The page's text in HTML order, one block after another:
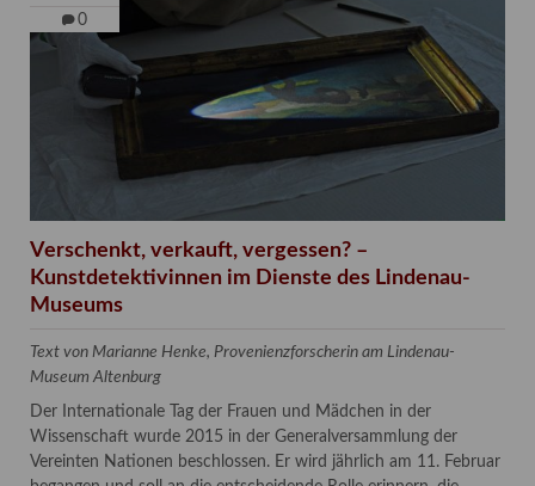
0
Verschenkt, verkauft, vergessen? –
Kunstdetektivinnen im Dienste des Lindenau-
Museums
Text von Marianne Henke, Provenienzforscherin am Lindenau-
Museum Altenburg
Der Internationale Tag der Frauen und Mädchen in der
Wissenschaft wurde 2015 in der Generalversammlung der
Vereinten Nationen beschlossen. Er wird jährlich am 11. Februar